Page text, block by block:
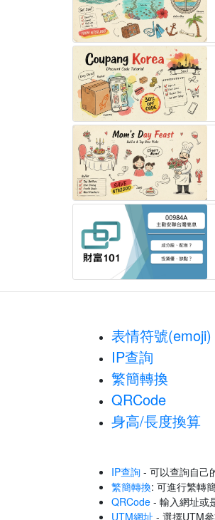
表情符號(emoji)
IP查詢
繁簡轉換
QRCode
身高/長度換算
IP查詢 - 可以查詢自己
繁簡轉換: 可進行繁轉
QRCode - 輸入網址或
UTM網址 - 選擇UTM